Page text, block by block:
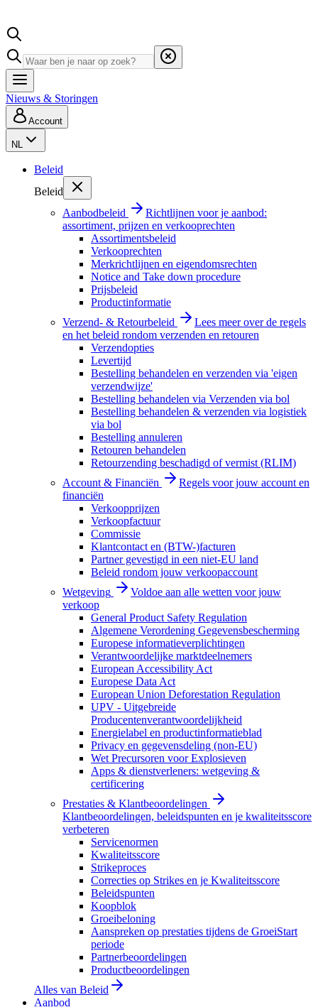
Nieuws & Storingen
Account
NL
Beleid
Beleid
Aanbodbeleid
Richtlijnen voor je aanbod:
assortiment, prijzen en verkooprechten
Assortimentsbeleid
Verkooprechten
Merkrichtlijnen en eigendomsrechten
Notice and Take down procedure
Prijsbeleid
Productinformatie
Verzend- & Retourbeleid
Lees meer over de regels
en het beleid rondom verzenden en retouren
Verzendopties
Levertijd
Bestelling behandelen en verzenden via 'eigen
verzendwijze'
Bestelling behandelen via Verzenden via bol
Bestelling behandelen & verzenden via logistiek
via bol
Bestelling annuleren
Retouren behandelen
Retourzending beschadigd of vermist (RLIM)
Account & Financiën
Regels voor jouw account en
financiën
Verkoopprijzen
Verkoopfactuur
Commissie
Klantcontact en (BTW-)facturen
Partner gevestigd in een niet-EU land
Beleid rondom jouw verkoopaccount
Wetgeving
Voldoe aan alle wetten voor jouw
verkoop
General Product Safety Regulation
Algemene Verordening Gegevensbescherming
Europese informatieverplichtingen
Verantwoordelijke marktdeelnemers
European Accessibility Act
Europese Data Act
European Union Deforestation Regulation
UPV - Uitgebreide
Producentenverantwoordelijkheid
Energielabel en productinformatieblad
Privacy en gegevensdeling (non-EU)
Wet Precursoren voor Explosieven
Apps & dienstverleners: wetgeving &
certificering
Prestaties & Klantbeoordelingen
Klantbeoordelingen, beleidspunten en je kwaliteitsscore
verbeteren
Servicenormen
Kwaliteitsscore
Strikeproces
Correcties op Strikes en je Kwaliteitsscore
Beleidspunten
Koopblok
Groeibeloning
Aanspreken op prestaties tijdens de GroeiStart
periode
Partnerbeoordelingen
Productbeoordelingen
Alles van Beleid
Aanbod